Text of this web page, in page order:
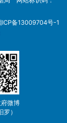
ICP备13009704号-1
微博
罗）